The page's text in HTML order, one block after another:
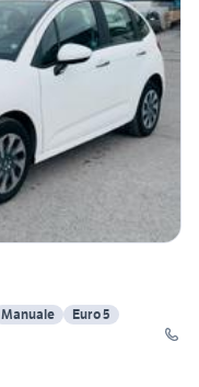
Manuale
Euro 5